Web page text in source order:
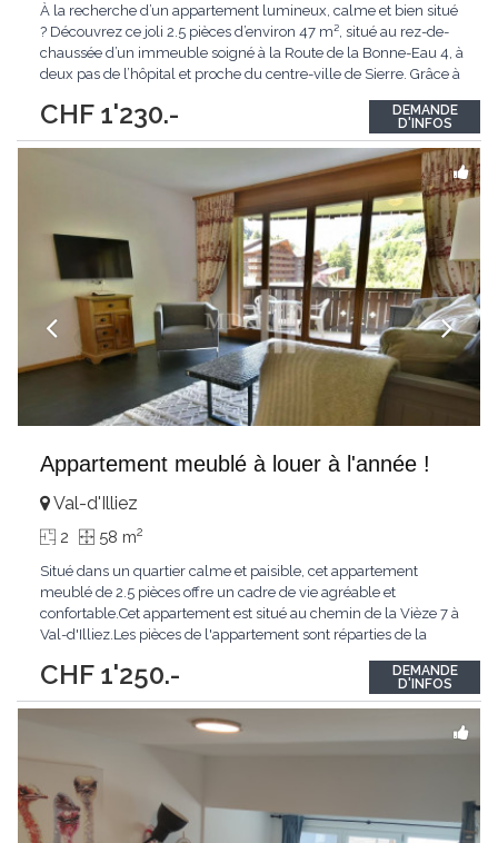
CHF 1'230.-
À la recherche d’un appartement lumineux, calme et bien situé
? Découvrez ce joli 2.5 pièces d’environ 47 m², situé au rez-de-
chaussée d’un immeuble soigné à la Route de la Bonne-Eau 4, à
deux pas de l’hôpital et proche du centre-ville de Sierre. Grâce à
extérieur pour profiter du soleil en toute tranquillité. Un...
DEMANDE
D'INFOS
Appartement meublé à louer à l'année !
CHF 1'250.-
Val-d'Illiez
2 58 m2
Situé dans un quartier calme et paisible, cet appartement
meublé de 2.5 pièces offre un cadre de vie agréable et
confortable.Cet appartement est situé au chemin de la Vièze 7 à
Val-d'Illiez.Les pièces de l'appartement sont réparties de la
séjour lumineux- un balcon- une chambre- une salle de
bain/WCUne cave est également...
DEMANDE
D'INFOS